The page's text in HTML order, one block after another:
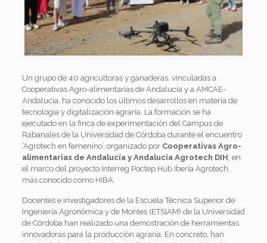
Un grupo de 40 agricultoras y ganaderas, vinculadas a
Cooperativas Agro-alimentarias de Andalucía y a AMCAE-
Andalucía, ha conocido los últimos desarrollos en materia de
tecnología y digitalización agraria. La formación se ha
ejecutado en la finca de experimentación del Campus de
Rabanales de la Universidad de Córdoba durante el encuentro
‘Agrotech en femenino’, organizado por Cooperativas Agro-
alimentarias de Andalucía y Andalucía Agrotech DIH , en
el marco del proyecto Interreg Poctep Hub Iberia Agrotech,
más conocido como HIBA.
Docentes e investigadores de la Escuela Técnica Superior de
Ingeniería Agronómica y de Montes (ETSIAM) de la Universidad
de Córdoba han realizado una demostración de herramientas
innovadoras para la producción agraria. En concreto, han